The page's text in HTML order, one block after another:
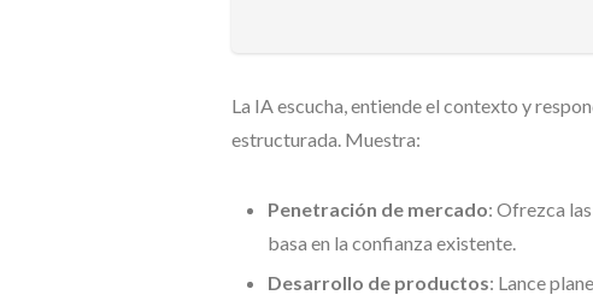
La IA escucha, entiende el contexto y
estructurada. Muestra:
Penetración de mercado: Ofrezca
basa en la confianza existente.
Desarrollo de productos: Lance